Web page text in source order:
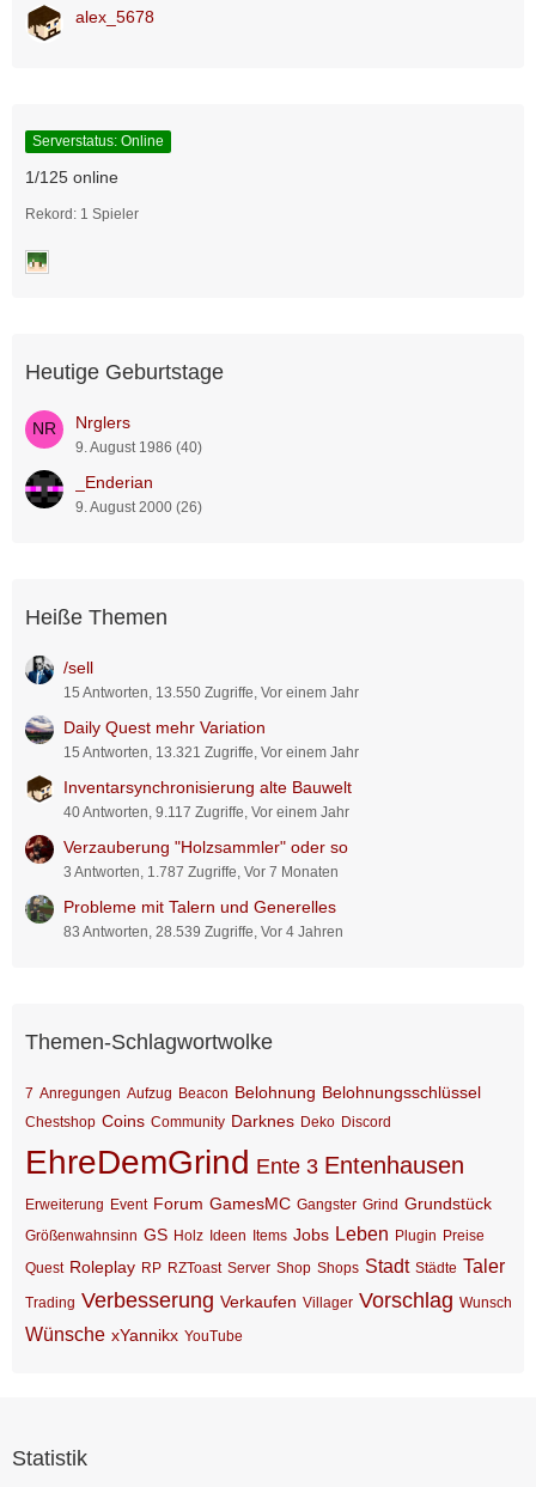
alex_5678
Serverstatus: Online
1/125 online
Rekord: 1 Spieler
Heutige Geburtstage
Nrglers
9. August 1986 (40)
_Enderian
9. August 2000 (26)
Heiße Themen
/sell
15 Antworten, 13.550 Zugriffe, Vor einem Jahr
Daily Quest mehr Variation
15 Antworten, 13.321 Zugriffe, Vor einem Jahr
Inventarsynchronisierung alte Bauwelt
40 Antworten, 9.117 Zugriffe, Vor einem Jahr
Verzauberung "Holzsammler" oder so
3 Antworten, 1.787 Zugriffe, Vor 7 Monaten
Probleme mit Talern und Generelles
83 Antworten, 28.539 Zugriffe, Vor 4 Jahren
Themen-Schlagwortwolke
7 Anregungen Aufzug Beacon Belohnung Belohnungsschlüssel
Chestshop Coins Community Darknes Deko Discord
EhreDemGrind Ente 3 Entenhausen
Erweiterung Event Forum GamesMC Gangster Grind Grundstück
Größenwahnsinn GS Holz Ideen Items Jobs Leben Plugin Preise
Quest Roleplay RP RZToast Server Shop Shops Stadt Städte Taler
Trading Verbesserung Verkaufen Villager Vorschlag Wunsch
Wünsche xYannikx YouTube
Statistik